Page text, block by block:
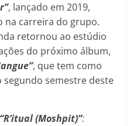
, lançado em 2019,
na carreira do grupo.
retornou ao estúdio
do próximo álbum,
, que tem como
semestre deste
(Moshpit)”: